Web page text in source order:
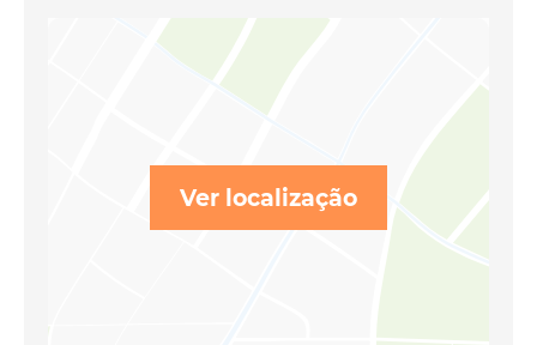
Ver localização